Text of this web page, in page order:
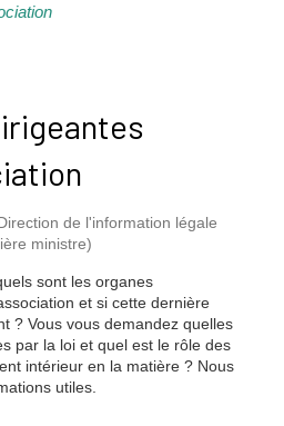
de l'information légale
ministre)
sont les organes
et si cette dernière
? Vous vous demandez quelles
par la loi et quel est le rôle des
intérieur en la matière ? Nous
utiles.